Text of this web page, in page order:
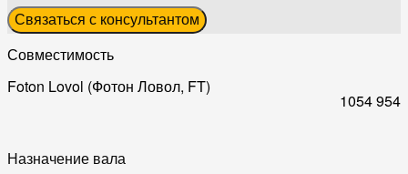
Связаться с консультантом
Совместимость
Foton Lovol (Фотон Ловол, FT)
1054954
Назначение вала